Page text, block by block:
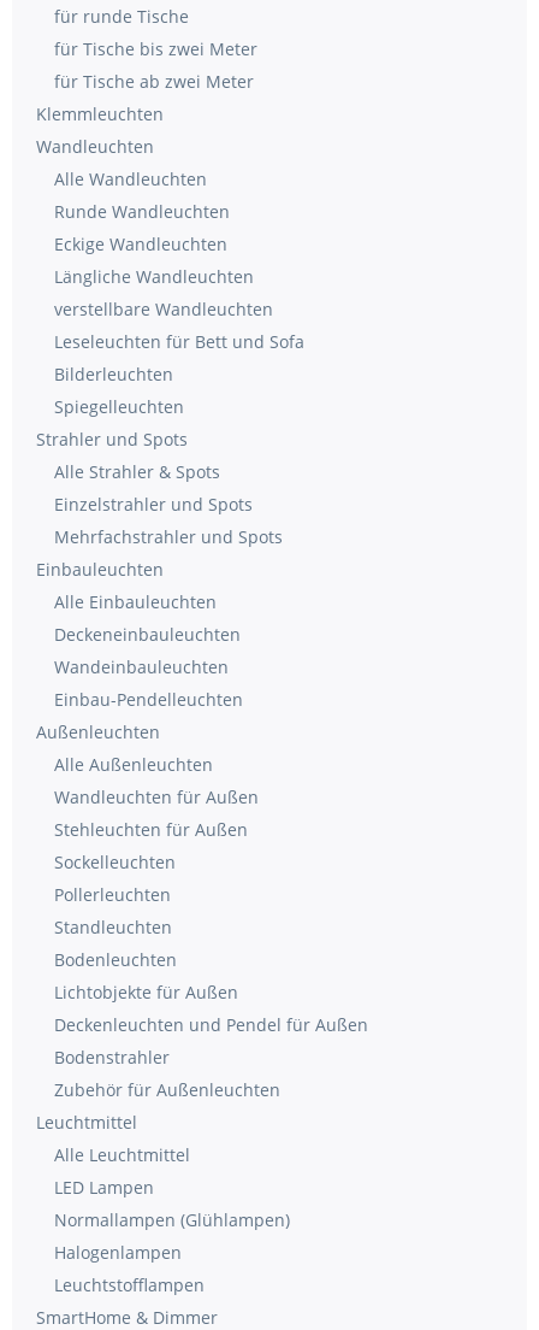
für runde Tische
für Tische bis zwei Meter
für Tische ab zwei Meter
Klemmleuchten
Wandleuchten
Alle Wandleuchten
Runde Wandleuchten
Eckige Wandleuchten
Längliche Wandleuchten
verstellbare Wandleuchten
Leseleuchten für Bett und Sofa
Bilderleuchten
Spiegelleuchten
Strahler und Spots
Alle Strahler & Spots
Einzelstrahler und Spots
Mehrfachstrahler und Spots
Einbauleuchten
Alle Einbauleuchten
Deckeneinbauleuchten
Wandeinbauleuchten
Einbau-Pendelleuchten
Außenleuchten
Alle Außenleuchten
Wandleuchten für Außen
Stehleuchten für Außen
Sockelleuchten
Pollerleuchten
Standleuchten
Bodenleuchten
Lichtobjekte für Außen
Deckenleuchten und Pendel für Außen
Bodenstrahler
Zubehör für Außenleuchten
Leuchtmittel
Alle Leuchtmittel
LED Lampen
Normallampen (Glühlampen)
Halogenlampen
Leuchtstofflampen
SmartHome & Dimmer